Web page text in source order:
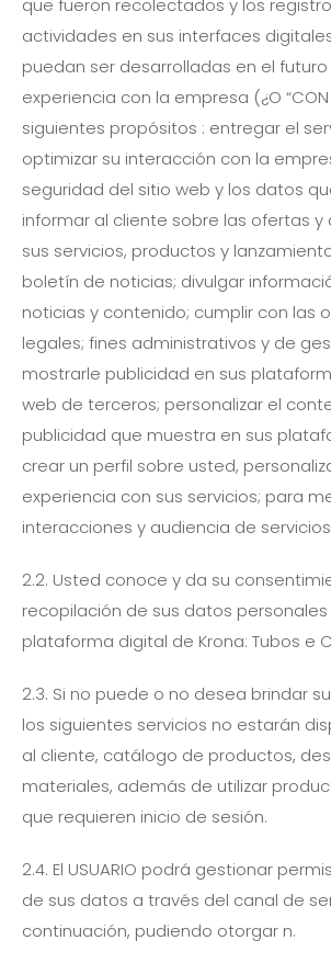
que fueron recolectados y los
actividades en sus interfaces
puedan ser desarrolladas en el
experiencia con la empresa (¿O “CON
siguientes propósitos : entregar el
optimizar su interacción con la
seguridad del sitio web y los datos
informar al cliente sobre las ofertas
sus servicios, productos y
boletín de noticias; divulgar
noticias y contenido; cumplir con las
legales; fines administrativos y de
mostrarle publicidad en sus
web de terceros; personalizar el
publicidad que muestra en sus
crear un perfil sobre usted,
experiencia con sus servicios; para
interacciones y audiencia de
2.2. Usted conoce y da su
recopilación de sus datos
plataforma digital de Krona: Tubos e
2.3. Si no puede o no desea brindar
los siguientes servicios no estarán
al cliente, catálogo de productos,
materiales, además de utilizar
que requieren inicio de sesión.
2.4. El USUARIO podrá gestionar
de sus datos a través del canal de
continuación, pudiendo otorgar n.